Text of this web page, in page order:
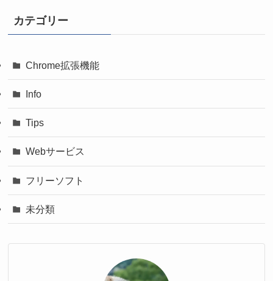
カテゴリー
Chrome拡張機能
Info
Tips
Webサービス
フリーソフト
未分類